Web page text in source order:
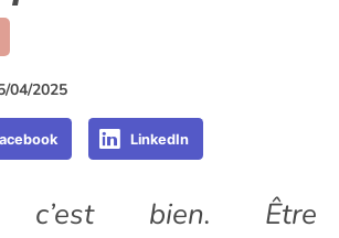
04/2025
LinkedIn
c’est bien. Être